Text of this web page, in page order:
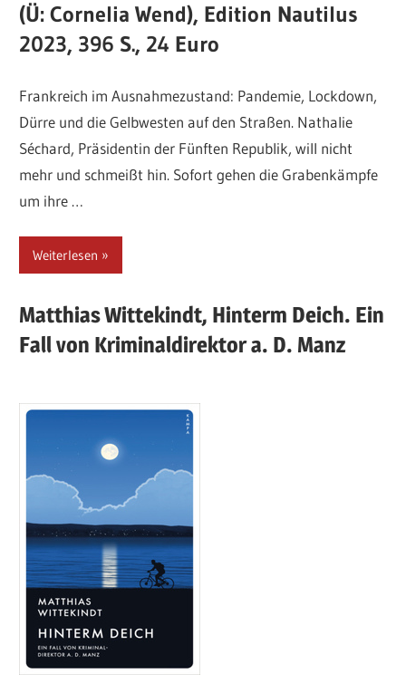
(Ü: Cornelia Wend), Edition Nautilus
2023, 396 S., 24 Euro
Frankreich im Ausnahmezustand: Pandemie, Lockdown,
Dürre und die Gelbwesten auf den Straßen. Nathalie
Séchard, Präsidentin der Fünften Republik, will nicht
mehr und schmeißt hin. Sofort gehen die Grabenkämpfe
um ihre …
Weiterlesen
MatthiasWittekindt, Hinterm Deich. Ein
Fall von Kriminaldirektor a. D. Manz